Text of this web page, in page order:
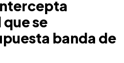
se
banda de